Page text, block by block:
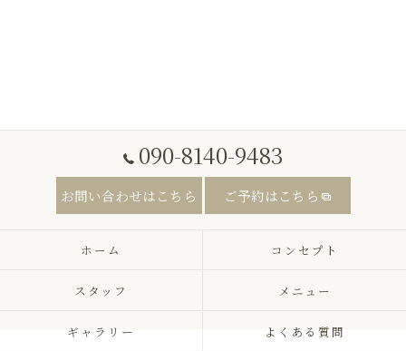
090-8140-9483
お問い合わせはこちら ご予約はこちら
ホーム コンセプト
スタッフ メニュー
ギャラリー よくある質問